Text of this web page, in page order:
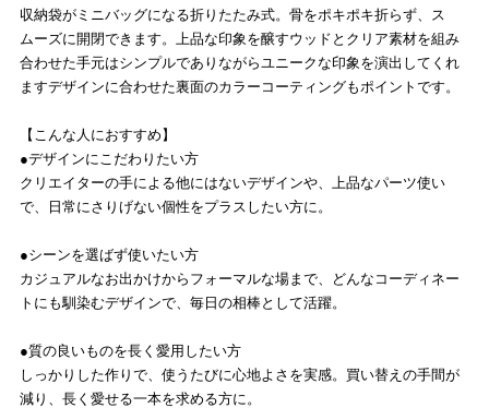
収納袋がミニバッグになる折りたたみ式。骨をポキポキ折らず、ス
ムーズに開閉できます。上品な印象を醸すウッドとクリア素材を組み
合わせた手元はシンプルでありながらユニークな印象を演出してくれ
ますデザインに合わせた裏面のカラーコーティングもポイントです。
【こんな人におすすめ】
●デザインにこだわりたい方
クリエイターの手による他にはないデザインや、上品なパーツ使い
で、日常にさりげない個性をプラスしたい方に。
●シーンを選ばず使いたい方
カジュアルなお出かけからフォーマルな場まで、どんなコーディネー
トにも馴染むデザインで、毎日の相棒として活躍。
●質の良いものを長く愛用したい方
しっかりした作りで、使うたびに心地よさを実感。買い替えの手間が
減り、長く愛せる一本を求める方に。